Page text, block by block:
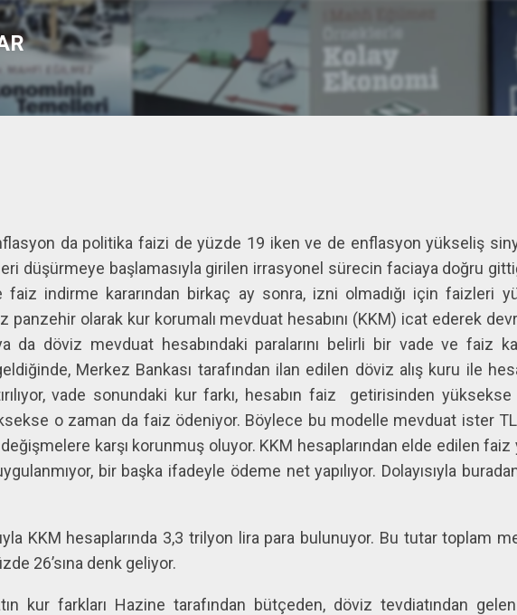
Ana içeriğe atla
da politika faizi de yüzde 19 iken ve de enflasyon yükseliş
düşürmeye başlamasıyla girilen irrasyonel sürecin faciaya doğru
faiz indirme kararından birkaç ay sonra, izni olmadığı için faizleri
panzehir olarak kur korumalı mevduat hesabını (KKM) icat ederek
da döviz mevduat hesabındaki paralarını belirli bir vade ve faiz
Merkez Bankası tarafından ilan edilen döviz alış kuru ile
vade sonundaki kur farkı, hesabın faiz getirisinden
o zaman da faiz ödeniyor. Böylece bu modelle mevduat ister
karşı korunmuş oluyor. KKM hesaplarından elde edilen faiz
bir başka ifadeyle ödeme net yapılıyor. Dolayısıyla
KKM hesaplarında 3,3 trilyon lira para bulunuyor. Bu tutar toplam
26’sına denk geliyor.
kur farkları Hazine tarafından bütçeden, döviz tevdiatından